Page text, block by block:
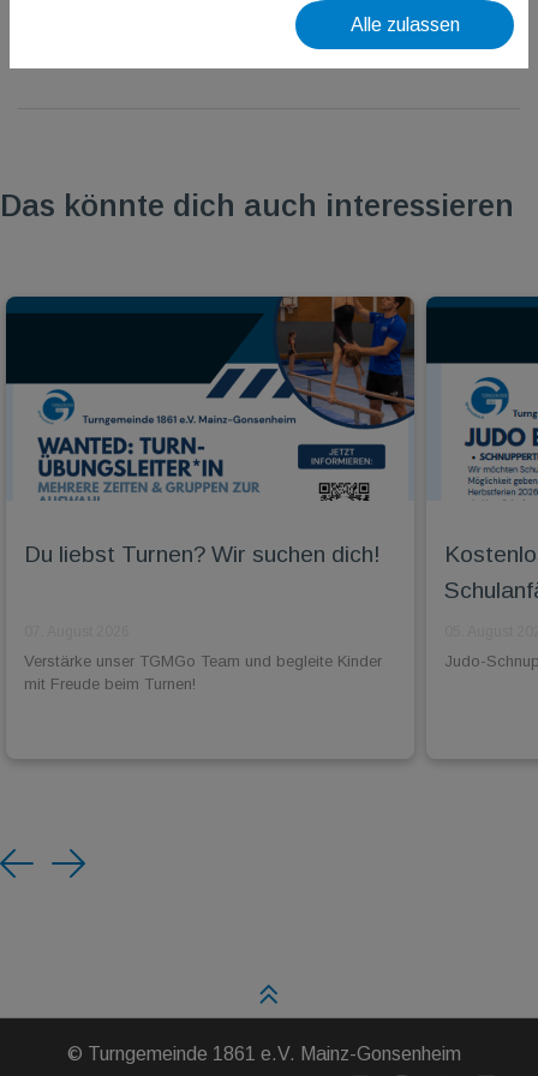
Das könnte dich auch interessieren
Du liebst Turnen? Wir suchen dich!
Verstärke unser TGMGo Team und begleite Kinder
mit Freude beim Turnen!
Judo-
Previous
Next
© Turngemeinde 1861 e.V. Mainz-Gonsenheim
Alle zulassen